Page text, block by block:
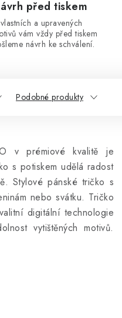
před tiskem
a upravených
vám vždy před tiskem
návrh ke schválení.
Podobné produkty
v prémiové kvalitě je
s potiskem udělá radost
Stylové pánské tričko s
nebo svátku. Tričko
digitální technologie
vytištěných motivů.